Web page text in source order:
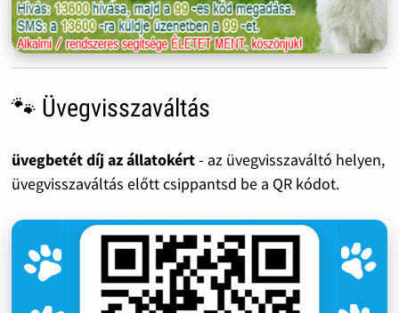
🐾 Üvegvisszaváltás
üvegbetét díj az állatokért- az üvegvisszaváltó helyen,
üvegvisszaváltás előtt csippantsd be a QR kódot.